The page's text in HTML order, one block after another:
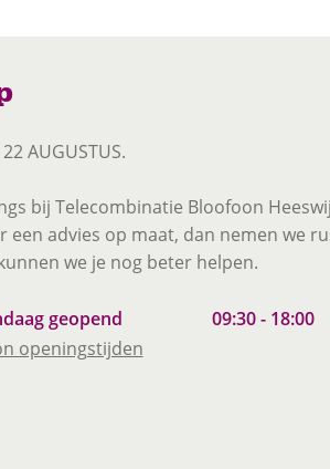
AUGUSTUS.
bij Telecombinatie Bloofoon
advies op maat, dan nemen we
we je nog beter helpen.
geopend
09:30 - 18:00
openingstijden